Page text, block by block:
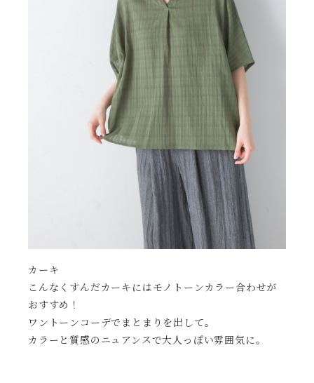
カーキ
こんなくすんだカーキにはモノトーンカラー合わせが
おすすめ！
ワントーンコーデでまとまりを出して。
カラーと質感のニュアンスで大人っぽい雰囲気に。